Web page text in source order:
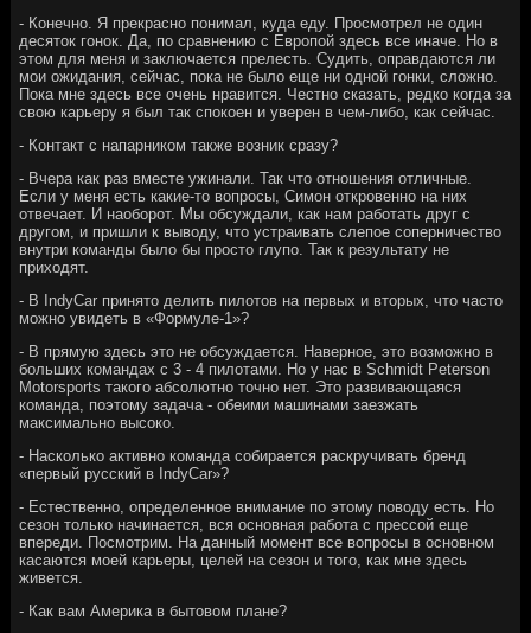
- Конечно. Я прекрасно понимал, куда еду. Просмотрел не один
десяток гонок. Да, по сравнению с Европой здесь все иначе. Но в
этом для меня и заключается прелесть. Судить, оправдаются ли
мои ожидания, сейчас, пока не было еще ни одной гонки, сложно.
Пока мне здесь все очень нравится. Честно сказать, редко когда за
свою карьеру я был так спокоен и уверен в чем-либо, как сейчас.
- Контакт с напарником также возник сразу?
- Вчера как раз вместе ужинали. Так что отношения отличные.
Если у меня есть какие-то вопросы, Симон откровенно на них
отвечает. И наоборот. Мы обсуждали, как нам работать друг с
другом, и пришли к выводу, что устраивать слепое соперничество
внутри команды было бы просто глупо. Так к результату не
приходят.
- В IndyСar принято делить пилотов на первых и вторых, что часто
можно увидеть в «Формуле-1»?
- В прямую здесь это не обсуждается. Наверное, это возможно в
больших командах с 3 - 4 пилотами. Но у нас в Schmidt Peterson
Motorsports такого абсолютно точно нет. Это развивающаяся
команда, поэтому задача - обеими машинами заезжать
максимально высоко.
- Насколько активно команда собирается раскручивать бренд
«первый русский в IndyСar»?
- Естественно, определенное внимание по этому поводу есть. Но
сезон только начинается, вся основная работа с прессой еще
впереди. Посмотрим. На данный момент все вопросы в основном
касаются моей карьеры, целей на сезон и того, как мне здесь
живется.
- Как вам Америка в бытовом плане?